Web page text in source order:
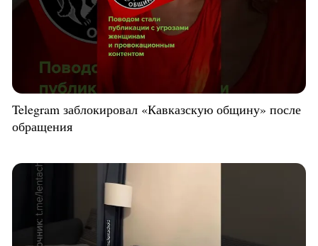
Telegram заблокировал «Кавказскую общину» после
обращения